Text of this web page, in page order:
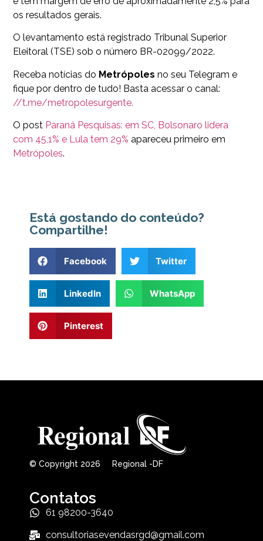
os resultados gerais.
O levantamento está registrado Tribunal Superior
Eleitoral (TSE) sob o número BR-02099/2022.
Receba notícias do Metrópoles no seu Telegram e
fique por dentro de tudo! Basta acessar o canal:
//t.me/metropolesurgente.
O post Paraná Pesquisas: em SC, Bolsonaro lidera
com 45,1% e Lula tem 29% apareceu primeiro em
Metrópoles.
Está gostando do conteúdo?
Compartilhe!
Facebook Twitter
LinkedIn WhatsApp
Pinterest
© Copyright 2026 Regional -DF
Contatos
61 98200-3640
consultoriasevendasrgd@gmail.com